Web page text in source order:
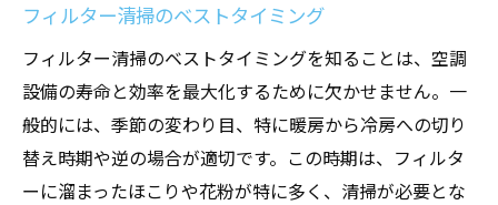
フィルター清掃のベストタイミング
フィルター清掃のベストタイミングを知ることは、空調
設備の寿命と効率を最大化するために欠かせません。一
般的には、季節の変わり目、特に暖房から冷房への切り
替え時期や逆の場合が適切です。この時期は、フィルタ
ーに溜まったほこりや花粉が特に多く、清掃が必要とな